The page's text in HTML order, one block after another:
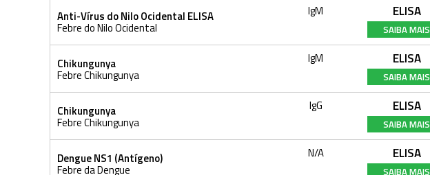
Anti-Vírus do Nilo Ocidental ELISA
Febre do Nilo Ocidental
IgM ELISA
SAIBA MAIS
Chikungunya
Febre Chikungunya
IgM ELISA
SAIBA MAIS
Chikungunya
Febre Chikungunya
IgG ELISA
SAIBA MAIS
Dengue NS1 (Antígeno)
Febre da Dengue
N/A ELISA
SAIBA MAIS